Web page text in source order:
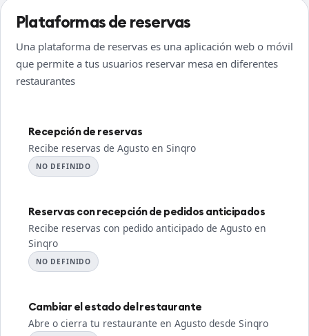
Plataformas de reservas
Una plataforma de reservas es una aplicación web o móvil
que permite a tus usuarios reservar mesa en diferentes
restaurantes
Recepción de reservas
Recibe reservas de Agusto en Sinqro
NO DEFINIDO
Reservas con recepción de pedidos anticipados
Recibe reservas con pedido anticipado de Agusto en
Sinqro
NO DEFINIDO
Cambiar el estado del restaurante
Abre o cierra tu restaurante en Agusto desde Sinqro